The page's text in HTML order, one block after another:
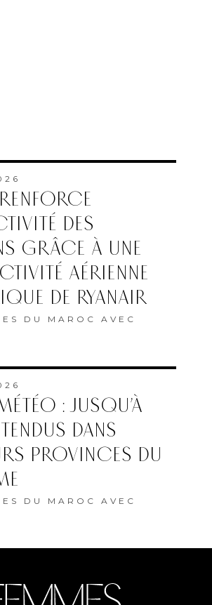
DES
GRÂCE À UNE
AÉRIENNE
DE RYANAIR
DU MAROC AVEC
: JUSQU’À
DANS
PROVINCES DU
DU MAROC AVEC